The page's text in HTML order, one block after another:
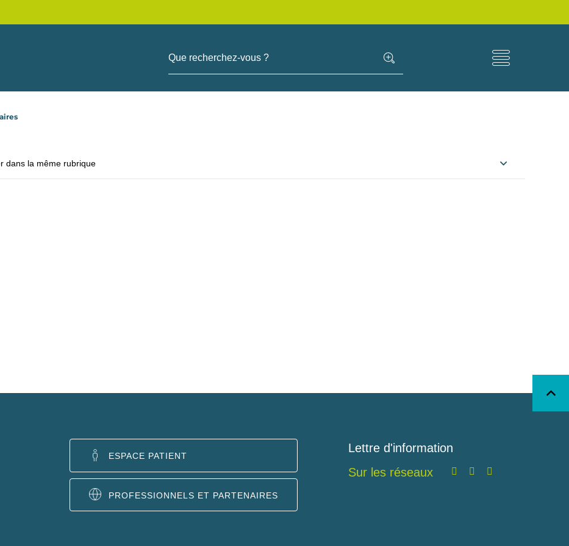
Que recherchez-vous ?
dans la même rubrique
ESPACE PATIENT
PROFESSIONNELS ET PARTENAIRES
Lettre d'information
Sur les réseaux